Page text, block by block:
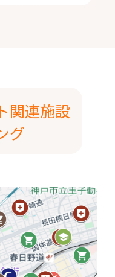
関連施設
グ